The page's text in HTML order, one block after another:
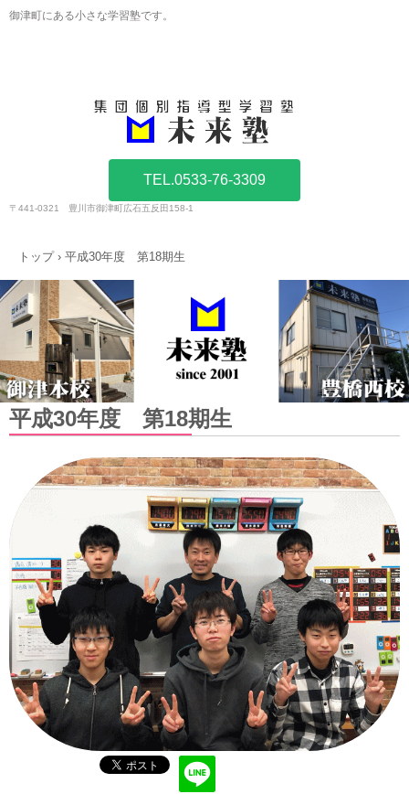
御津町にある小さな学習塾です。
TEL.0533-76-3309
〒441-0321 豊川市御津町広石五反田158-1
トップ › 平成30年度 第18期生
平成30年度 第18期生